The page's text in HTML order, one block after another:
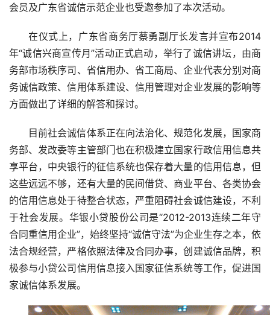
会员及广东省诚信示范企业也受邀参加了本次活动。
在仪式上，广东省商务厅蔡勇副厅长发言并宣布2014
年“诚信兴商宣传月”活动正式启动，举行了诚信讲坛，由商
务部市场秩序司、省信用办、省工商局、企业代表分别对商
务诚信政策、信用体系建设、信用管理对企业发展的影响等
方面做出了详细的解答和探讨。
目前社会诚信体系正在向法治化、规范化发展，国家商
务部、发改委等主管部门也在积极建立国家行政信用信息共
享平台，中央银行的征信系统也保存着大量的信用信息，但
这些远远不够，还有大量的民间借贷、商业平台、各类协会
的信用信息处于待整合状态，严重阻碍社会诚信建设，不利
于社会发展。华银小贷股份公司是“2012-2013连续二年守
合同重信用企业”，始终坚持“诚信守法”为企业生存之本，依
法合规经营，严格依照法律及合同办事，创建诚信品牌，积
极参与小贷公司信用信息接入国家征信系统等工作，促进国
家诚信体系发展。